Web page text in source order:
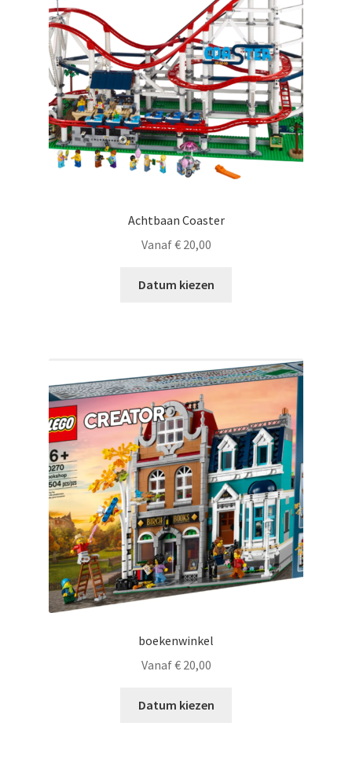
Achtbaan Coaster
Vanaf€20,00
Datum kiezen
boekenwinkel
Vanaf€20,00
Datum kiezen